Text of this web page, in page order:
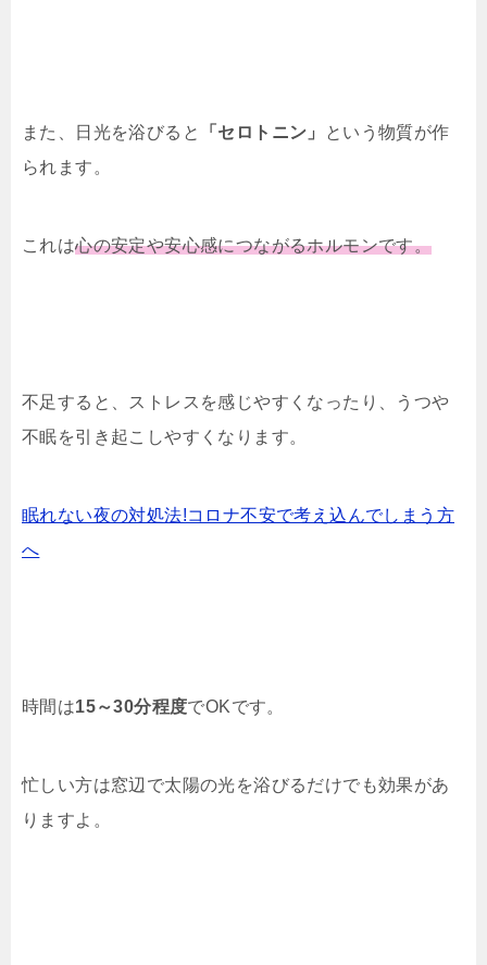
また、日光を浴びると 「セロトニン」
という物質が作
られます。
これは心の安定や安心感につながるホルモンです。
不足すると、ストレスを感じやすくなったり、うつや
不眠を引き起こしやすくなります。
眠れない夜の対処法!コロナ不安で考え込んでしまう方
へ
時間は15～30分程度でOKです。
忙しい方は窓辺で太陽の光を浴びるだけでも効果があ
りますよ。